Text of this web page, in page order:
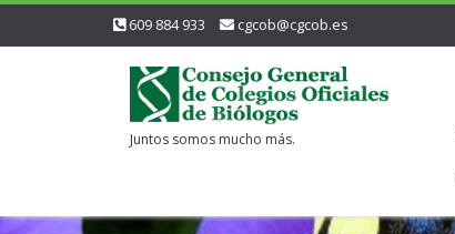
609 884 933 cgcob@cgcob.es
Juntos somos mucho más.